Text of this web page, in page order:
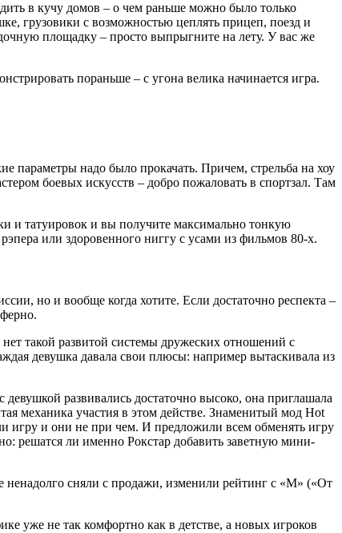
в кучу домов – о чем раньше можно было только
грузовики с возможностью цеплять прицеп, поезд и
площадку – просто выпрыгните на лету. У вас же
пораньше – с угона велика начинается игра.
параметры надо было прокачать. Причем, стрельба на хоу
боевых искусств – добро пожаловать в спортзал. Там
и татуировок и вы получите максимально тонкую
или здоровенного ниггу с усами из фильмов 80-х.
но и вообще когда хотите. Если достаточно респекта –
такой развитой системы дружеских отношений с
девушка давала свои плюсы: например вытаскивала из
развивались достаточно высоко, она приглашала
механика участия в этом действе. Знаменитый мод Hot
игру и они не при чем. И предложили всем обменять игру
решатся ли именно Рокстар добавить заветную мини-
сняли с продажи, изменили рейтинг с «M» («От
уже не так комфортно как в детстве, а новых игроков